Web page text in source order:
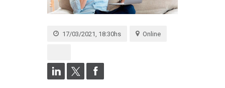
17/03/2021, 18:30hs Online